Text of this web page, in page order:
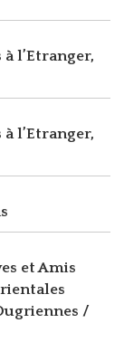
l’Etranger,
l’Etranger,
et Amis
/